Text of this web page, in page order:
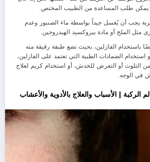
يمكن طلب المساعدة من الطبيب المختص.
يجب أن يُغسل جيداً بواسطة ماء الصنبور وعدم
مثل الملح أو مادة بيروكسيد الهيدروجين.
باستخدام الفازلين، بحيث نضع طبقة رقيقة منه
الضمادات الطبية التي تعتمد على الفازلين،
التلوث أو التعرض للخدش، أو استخدام كريم لعلاج
في الوجه.
الركبة | الأسباب والعلاج بالأدوية والأعشاب